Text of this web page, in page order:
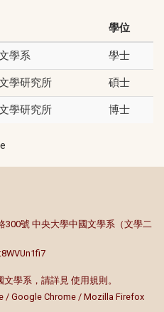
學位
學系 學士
學研究所 碩士
學研究所 博士
300號 中央大學中國文學系（文學二
學系，請詳見 使用規則 。
/ Google Chrome / Mozilla Firefox